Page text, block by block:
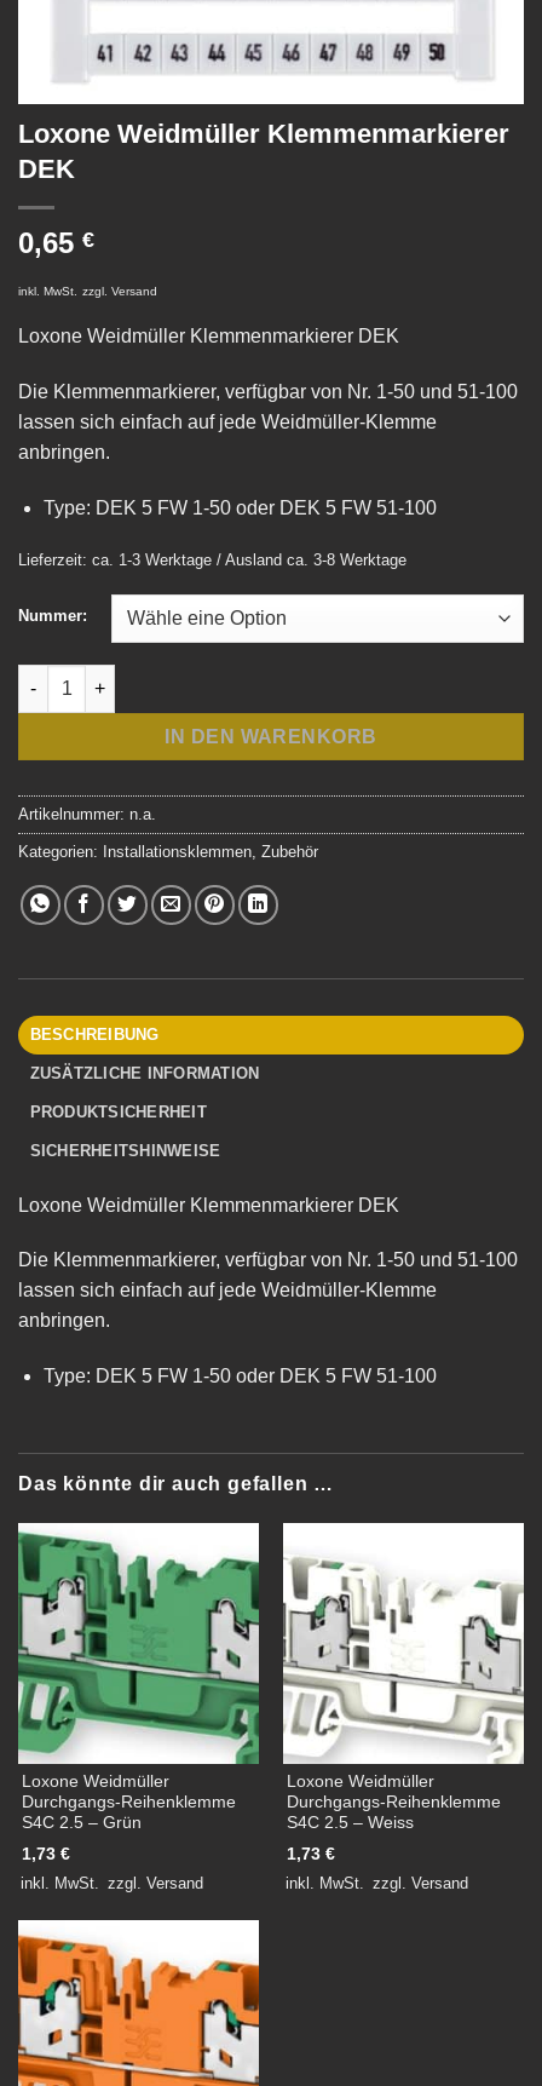
Loxone Weidmüller Klemmenmarkierer
DEK
0,65 €
inkl. MwSt. zzgl. Versand
Loxone Weidmüller Klemmenmarkierer DEK
Die Klemmenmarkierer, verfügbar von Nr. 1-50 und 51-100
lassen sich einfach auf jede Weidmüller-Klemme
anbringen.
Type: DEK 5 FW 1-50 oder DEK 5 FW 51-100
Lieferzeit: ca. 1-3 Werktage / Ausland ca. 3-8 Werktage
Nummer:
Loxone Weidmüller Klemmenmarkierer DEK Menge
IN DEN WARENKORB
Artikelnummer: n.a.
Kategorien: Installationsklemmen Zubehör
BESCHREIBUNG
ZUSÄTZLICHE INFORMATION
PRODUKTSICHERHEIT
SICHERHEITSHINWEISE
Loxone Weidmüller Klemmenmarkierer DEK
Die Klemmenmarkierer, verfügbar von Nr. 1-50 und 51-100
lassen sich einfach auf jede Weidmüller-Klemme
anbringen.
Type: DEK 5 FW 1-50 oder DEK 5 FW 51-100
Das könnte dir auch gefallen …
Loxone Weidmüller
Durchgangs-Reihenklemme
S4C 2.5 – Grün
1,73 €
inkl. MwSt.
zzgl. Versand
Loxone Weidmüller
Durchgangs-Reihenklemme
S4C 2.5 – Weiss
1,73 €
inkl. MwSt.
zzgl. Versand